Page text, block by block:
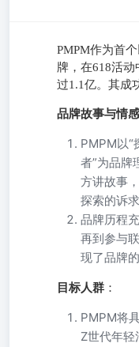
PMPM作为首
牌，在618活
过1.1亿。其成
品牌故事与情
PMPM以“
者”为品牌
方讲故事
探索的诉求
品牌历程
再到参与
现了品牌
目标人群 ：
PMPM将
Z世代年